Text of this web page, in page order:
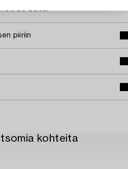
de Suite.
piiriin
kohteita